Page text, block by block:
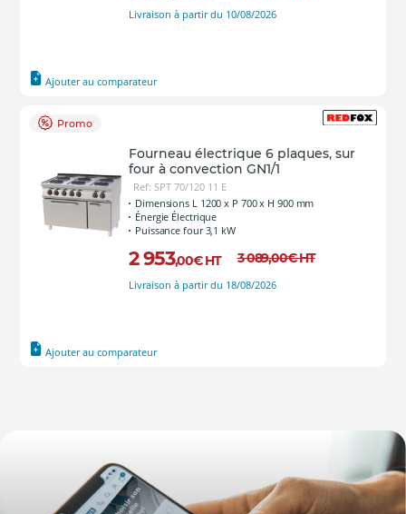
Livraison à partir du 10/08/2026
Ajouter au comparateur
Promo
Fourneau électrique 6 plaques, sur
four à convection GN1/1
Ref: SPT 70/120 11 E
Dimensions L 1200 x P 700 x H 900 mm
Énergie Électrique
Puissance four 3,1 kW
2 953,00€ HT 3 089,00€HT
Livraison à partir du 18/08/2026
Ajouter au comparateur